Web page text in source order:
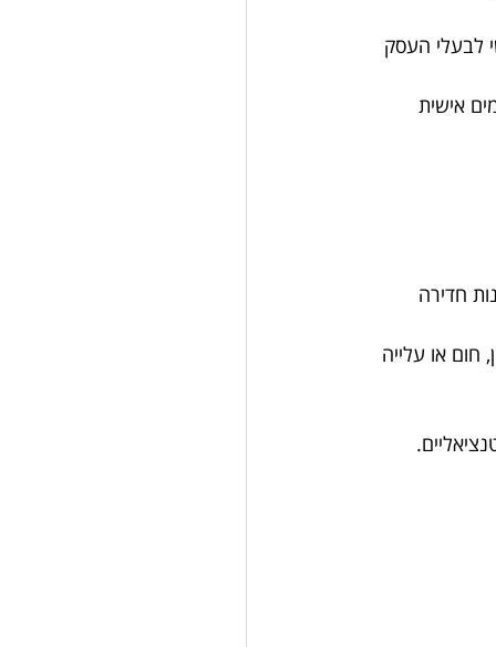
לבעלי העסק
אישית
חדירה
חום או עלייה